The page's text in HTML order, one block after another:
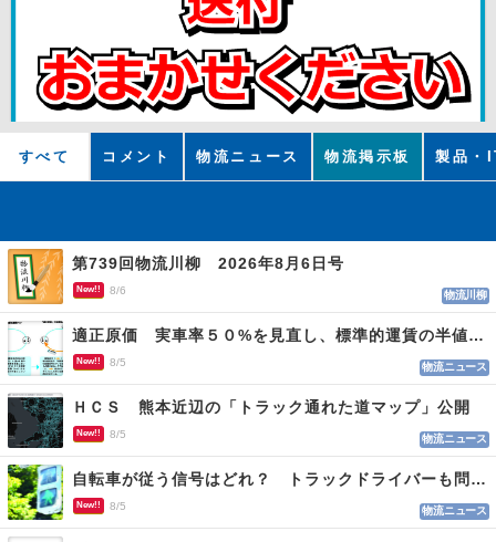
すべて コメント 物流ニュース 物流掲示板 製品・
第739回物流川柳 2026年8月6日号
New!! 8/6 物流川柳
適正原価 実車率５０%を見直し、標準的運賃の半値の恐れも
New!! 8/5 物流ニュース
ＨＣＳ 熊本近辺の「トラック通れた道マップ」公開
New!! 8/5 物流ニュース
自転車が従う信号はどれ？ トラックドライバーも問われる認識
New!! 8/5 物流ニュース